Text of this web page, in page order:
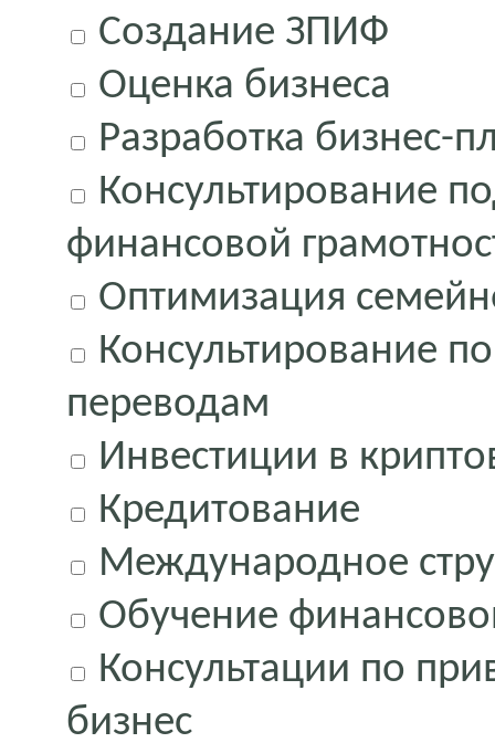
Создание ЗПИФ
Оценка бизнеса
Разработка бизнес-
Консультирование
финансовой
Оптимизация
Консультирование
переводам
Инвестиции в
Кредитование
Международное
Обучение
Консультации по
бизнес